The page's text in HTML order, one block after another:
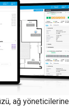
ağ yöneticilerine